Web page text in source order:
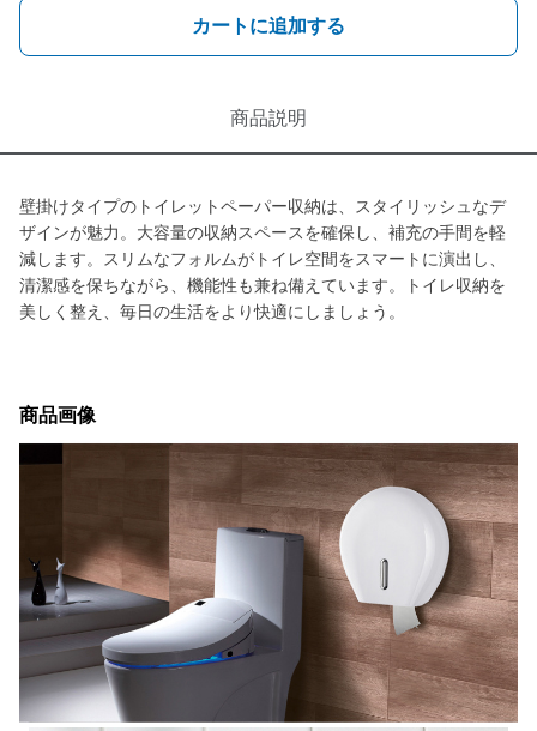
カートに追加する
商品説明
壁掛けタイプのトイレットペーパー収納は、スタイリッシュなデ
ザインが魅力。大容量の収納スペースを確保し、補充の手間を軽
減します。スリムなフォルムがトイレ空間をスマートに演出し、
清潔感を保ちながら、機能性も兼ね備えています。トイレ収納を
美しく整え、毎日の生活をより快適にしましょう。
商品画像